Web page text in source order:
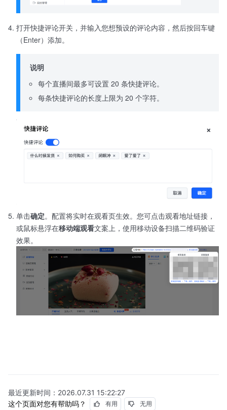
打开快捷评论开关，并输入您想预设的评论内容，然后按回车键
（Enter）添加。
说明
每个直播间最多可设置 20 条快捷评论。
每条快捷评论的长度上限为 20 个字符。
单击确定。配置将实时在观看页生效。您可点击观看地址链接，
或鼠标悬浮在移动端观看文案上，使用移动设备扫描二维码验证
效果。
最近更新时间： 2026.07.31 15:22:27
这个页面对您有帮助吗？
有用 无用